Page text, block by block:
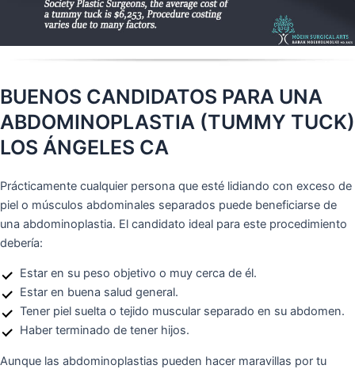
BUENOS CANDIDATOS PARA UNA
ABDOMINOPLASTIA (TUMMY TUCK)
LOS ÁNGELES CA
Prácticamente cualquier persona que esté lidiando con exceso de
piel o músculos abdominales separados puede beneficiarse de
una abdominoplastia. El candidato ideal para este procedimiento
debería:
Estar en su peso objetivo o muy cerca de él.
Estar en buena salud general.
Tener piel suelta o tejido muscular separado en su abdomen.
Haber terminado de tener hijos.
Aunque las abdominoplastias pueden hacer maravillas por tu